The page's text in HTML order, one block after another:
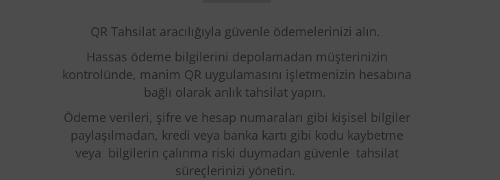
QR Tahsilat aracılığıyla güvenle ödemelerinizi alın.
Hassas ödeme bilgilerini depolamadan müşterinizin
kontrolünde, manim QR uygulamasını işletmenizin hesabına
bağlı olarak anlık tahsilat yapın.
Ödeme verileri, şifre ve hesap numaraları gibi kişisel bilgiler
paylaşılmadan, kredi veya banka kartı gibi kodu kaybetme
veya bilgilerin çalınma riski duymadan güvenle tahsilat
süreçlerinizi yönetin.